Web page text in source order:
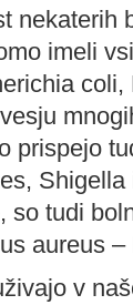
nekaterih
imeli
prispejo
so tudi
aureus –
v